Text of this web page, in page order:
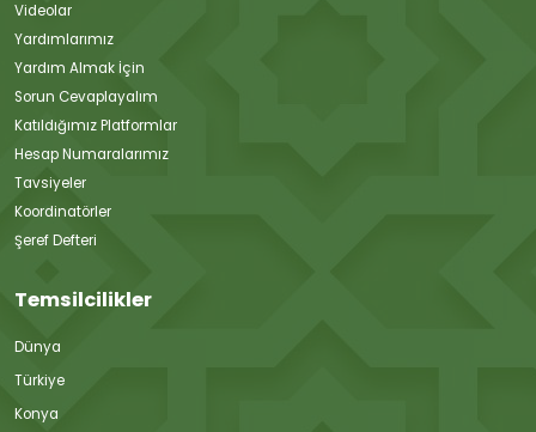
Videolar
Yardımlarımız
Yardım Almak İçin
Sorun Cevaplayalım
Katıldığımız Platformlar
Hesap Numaralarımız
Tavsiyeler
Koordinatörler
Şeref Defteri
Temsilcilikler
Dünya
Türkiye
Konya